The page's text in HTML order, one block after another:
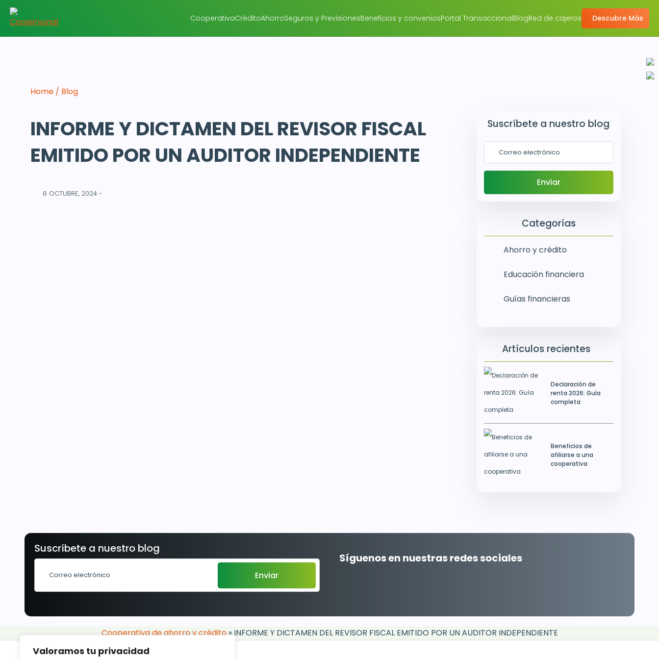
Valoramos tu privacidad
CooperativaCréditoAhorroSeguros y PrevisionesBeneficios y conveniosPortal TransaccionalBlogRed de cajeros Descubre Más
Home / Blog
INFORME Y DICTAMEN DEL REVISOR FISCAL
EMITIDO POR UN AUDITOR INDEPENDIENTE
8 OCTUBRE, 2024 -
Suscríbete a nuestro blog
Categorías
Ahorro y crédito
Educación financiera
Guías financieras
Artículos recientes
Declaración de
renta 2026: Guía
completa
Beneficios de
afiliarse a una
cooperativa
Suscríbete a nuestro blog
Síguenos en nuestras redes sociales
Cooperativa de ahorro y crédito»INFORME Y DICTAMEN DEL REVISOR FISCAL EMITIDO POR UN AUDITOR INDEPENDIENTE